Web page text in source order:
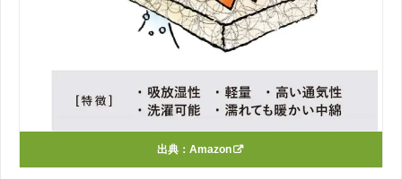
出典： Amazon